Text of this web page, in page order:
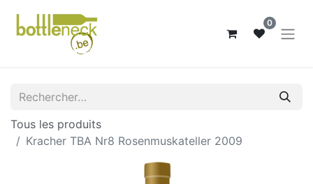
0
Tous les produits
Kracher TBA Nr8 Rosenmuskateller 2009